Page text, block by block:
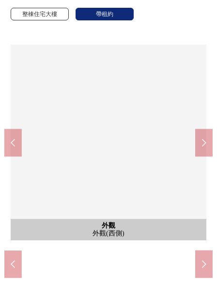
整棟住宅大樓 帶租約
外觀
外觀(西側)
外觀
外觀(西側)
外觀
外觀(東面)
外觀
外觀(東面)
外觀
外觀
外觀
外觀(南側)
入口
入口(西側)
入口
入口(西側)
共有部分
共有部分(西側)
共有部分
共有部分(西側)
共有部分
共有部分(東面)
共有部分
共有部分(東面)
含有前面道路的外觀
前面道路(東面)
含有前面道路的外觀
前面道路(西側)
含有前面道路的外觀
前面道路(南側)
京王永山站(京王相模原線)(約770m)
步行10分鐘。
小田急永山站(小田急多摩線)(約770m)
步行10分鐘。